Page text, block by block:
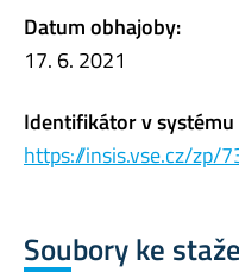
Datum obhajoby:
17. 6. 2021
Identifikátor v systému
https://insis.vse.cz/zp/
Soubory ke